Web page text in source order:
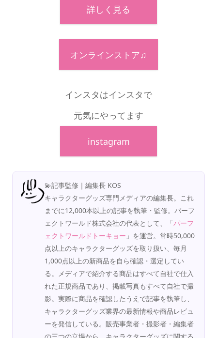
詳しく見る
オンラインストア♫
インスタはインスタで
元気にやってます
instagram
💫記事監修｜編集長 KOS
キャラクターグッズ専門メディアの編集長。これ
までに12,000本以上の記事を執筆・監修。パーフ
ェクトワールド株式会社の代表として、「パーフ
ェクトワールドトーキョー 」を運営。常時50,000
点以上のキャラクターグッズを取り扱い、毎月
1,000点以上の新商品を自ら確認・選定してい
る。メディアで紹介する商品はすべて自社で仕入
れた正規商品であり、掲載写真もすべて自社で撮
影。実際に商品を確認したうえで記事を執筆し、
キャラクターグッズ業界の最新情報や商品レビュ
ーを発信している。販売事業者・撮影者・編集者